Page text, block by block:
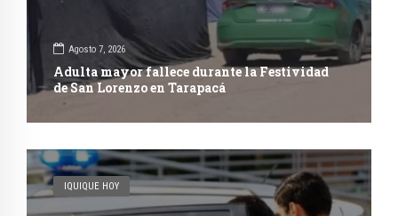
Agosto 7, 2026
Adulta mayor fallece durante la Festividad
de San Lorenzo en Tarapacá
IQUIQUE HOY